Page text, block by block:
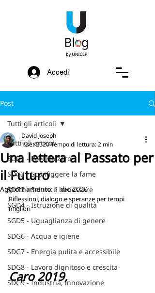
Accedi
Post
Tutti gli articoli
SGD1 - Povertà zero
SDG2 - Sconfiggere la fame
SDG3 - Salute e benessere
SGD4 - Istruzione di qualità
SGD5 - Uguaglianza di genere
SDG6 - Acqua e igiene
SDG7 - Energia pulita e accessibile
SDG8 - Lavoro dignitoso e crescita
SDG9 - Industria, innovazione
Tutti gli articoli
Una lettera al Passato per
il Futuro
David Joseph
1 set 2020Tempo di lettura: 2 min
Aggiornamento:1 dic 2020
Riflessioni, dialogo e speranze per tempi
migliori
Caro 2019,